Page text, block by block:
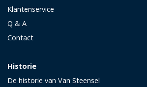
Klantenservice
Q & A
Contact
Historie
De historie van Van Steensel